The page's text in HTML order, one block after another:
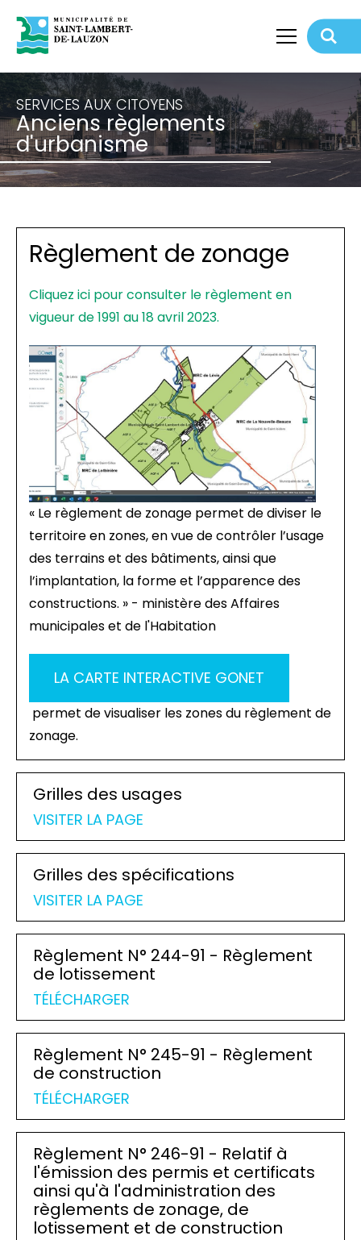
Retour
SERVICES AUX CITOYENS
Anciens règlements
d'urbanisme
Règlement de zonage
Cliquez ici pour consulter le règlement en
vigueur de 1991 au 18 avril 2023.
« Le règlement de zonage permet de diviser le
territoire en zones, en vue de contrôler l’usage
des terrains et des bâtiments, ainsi que
l’implantation, la forme et l’apparence des
constructions. » - ministère des Affaires
municipales et de l'Habitation
LA CARTE INTERACTIVE GONET
permet de visualiser les zones du règlement de
zonage.
Grilles des usages
VISITER LA PAGE
Grilles des spécifications
VISITER LA PAGE
Règlement N° 244-91 - Règlement
de lotissement
TÉLÉCHARGER
Règlement N° 245-91 - Règlement
de construction
TÉLÉCHARGER
Règlement N° 246-91 - Relatif à
l'émission des permis et certificats
ainsi qu'à l'administration des
règlements de zonage, de
lotissement et de construction